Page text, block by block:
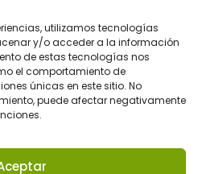
utilizamos tecnologías
y/o acceder a la información
de estas tecnologías nos
el comportamiento de
únicas en este sitio. No
puede afectar negativamente
de todas las
electrónico sobre nuestra tienda
ofertas especiales !!